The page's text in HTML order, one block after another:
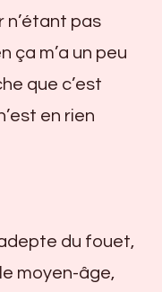
n’étant pas
ça m’a un peu
que c’est
en rien
du fouet,
moyen-âge,